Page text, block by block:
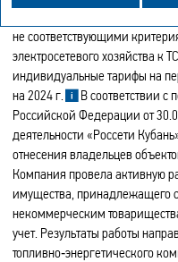
не соответствующими
электросетевого хозяйства к
индивидуальные тарифы на
на 2024 г.
В соответствии с
Российской Федерации от
деятельности «Россети
отнесения владельцев
Компания провела активную
имущества, принадлежащего
некоммерческим
учет. Результаты работы
топливно‑энергетического